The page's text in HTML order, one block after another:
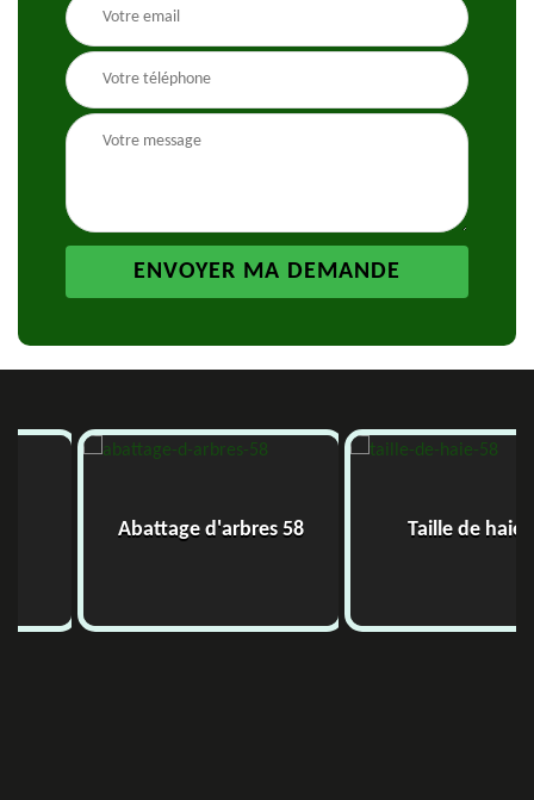
Abattage d'arbres 58 Taille de haie